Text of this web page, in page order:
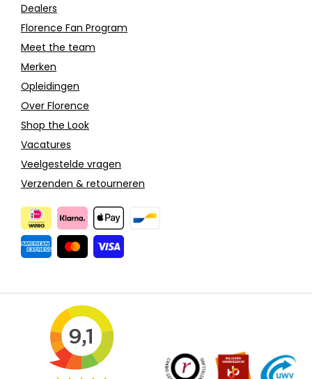
Dealers
Florence Fan Program
Meet the team
Merken
Opleidingen
Over Florence
Shop the Look
Vacatures
Veelgestelde vragen
Verzenden & retourneren